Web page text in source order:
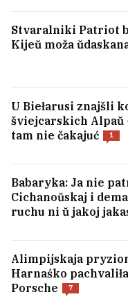
Stvaralniki Patriot
Kijeŭ moža
U Biełarusi znajšli
šviejcarskich
tam nie čakajuć
1
Babaryka: Ja nie
Cichanoŭskaj i
ruchu ni ŭ jakoj
Alimpijskaja
Harnaśko
Porsche
7
«U nas niama ich
hałoŭnaja
biełarusaŭ i
Bili Ajliš
Raman pra razvod,